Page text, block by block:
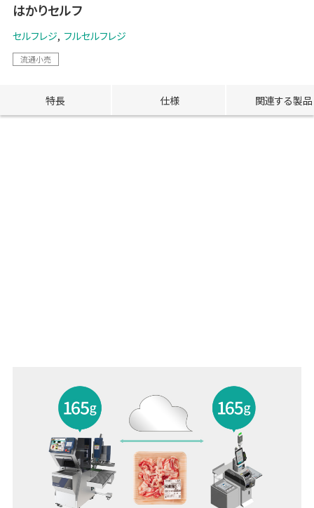
はかりセルフ
セルフレジ フルセルフレジ
流通小売
特長 仕様 関連する製品